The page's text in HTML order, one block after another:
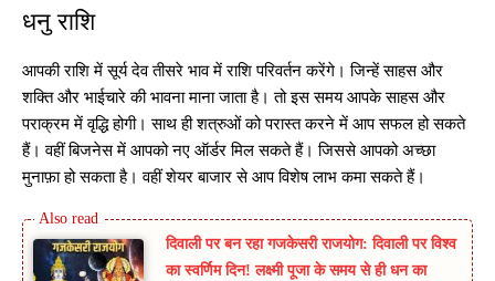
धनु राशि
आपकी राशि में सूर्य देव तीसरे भाव में राशि परिवर्तन करेंगे। जिन्हें साहस और
शक्ति और भाईचारे की भावना माना जाता है। तो इस समय आपके साहस और
पराक्रम में वृद्धि होगी। साथ ही शत्रुओं को परास्त करने में आप सफल हो सकते
हैं। वहीं बिजनेस में आपको नए ऑर्डर मिल सकते हैं। जिससे आपको अच्छा
मुनाफ़ा हो सकता है। वहीं शेयर बाजार से आप विशेष लाभ कमा सकते हैं।
दिवाली पर बन रहा गजकेसरी राजयोग: दिवाली पर विश्व
का स्वर्णिम दिन! लक्ष्मी पूजा के समय से ही धन का